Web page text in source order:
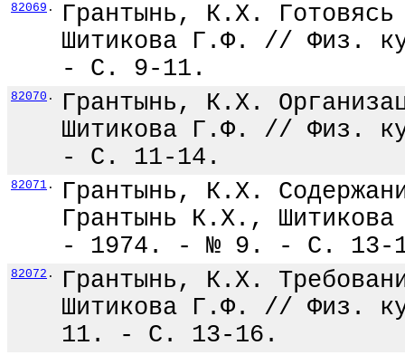
82069 .
Грантынь, К.X.
Шитикова Г.Ф. // Физ.
- С. 9-11.
82070 .
Грантынь, К.X.
Шитикова Г.Ф. // Физ.
- С. 11-14.
82071 .
Грантынь, К.X.
Грантынь К.X.,
- 1974. - № 9. - С. 13-
82072 .
Грантынь, К.X.
Шитикова Г.Ф. // Физ.
11. - С. 13-16.